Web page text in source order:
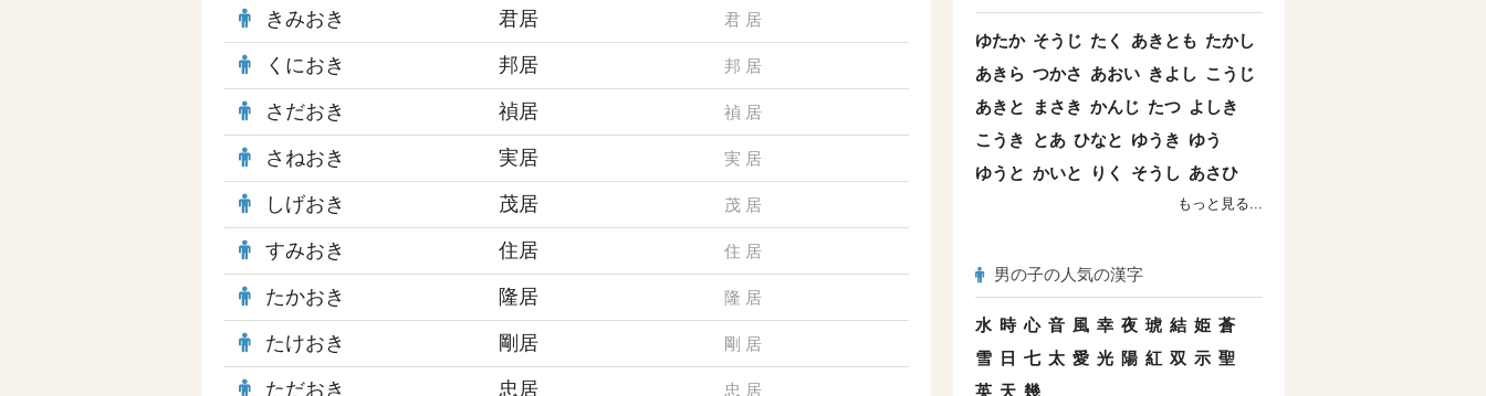
きみおき 君居 君 居
くにおき 邦居 邦 居
さだおき 禎居 禎 居
さねおき 実居 実 居
しげおき 茂居 茂 居
すみおき 住居 住 居
たかおき 隆居 隆 居
たけおき 剛居 剛 居
ただおき 忠居 忠 居
ゆたか そうじ たく あきとも たかし
あきら つかさ あおい きよし こうじ
あきと
まさき かんじ たつ よしき
こうき
とあ ひなと ゆうき ゆう
ゆうと かいと りく そうし あさひ
もっと見る...
男の子の人気の漢字
水 時 心 音 風 幸 夜 琥 結 姫 蒼
雪
日 七 太 愛 光 陽 紅 双 示 聖
英 天 幾